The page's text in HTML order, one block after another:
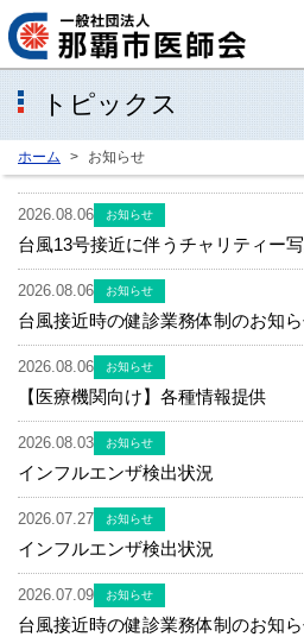
トピックス
ホーム お知らせ
2026.08.06 お知らせ
台風13号接近に伴うチャリティー
2026.08.06 お知らせ
台風接近時の健診業務体制のお知
2026.08.06 お知らせ
【医療機関向け】各種情報提供
2026.08.03 お知らせ
インフルエンザ検出状況
2026.07.27 お知らせ
インフルエンザ検出状況
2026.07.09 お知らせ
台風接近時の健診業務体制のお知